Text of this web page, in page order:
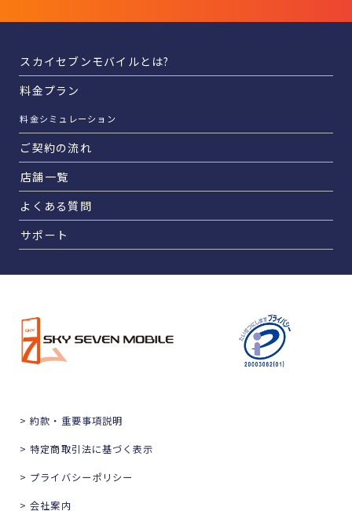
スカイセブンモバイルとは?
料金プラン
料金シミュレーション
ご契約の流れ
店舗一覧
よくある質問
サポート
> 約款・重要事項説明
> 特定商取引法に基づく表示
> プライバシーポリシー
> 会社案内